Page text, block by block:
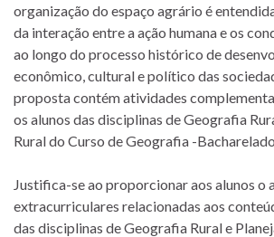
organização do espaço agrário é
da interação entre a ação humana e os
ao longo do processo histórico de
econômico, cultural e político das
proposta contém atividades
os alunos das disciplinas de Geografia
Rural do Curso de Geografia -
Justifica-se ao proporcionar aos alunos o
extracurriculares relacionadas aos
das disciplinas de Geografia Rural e